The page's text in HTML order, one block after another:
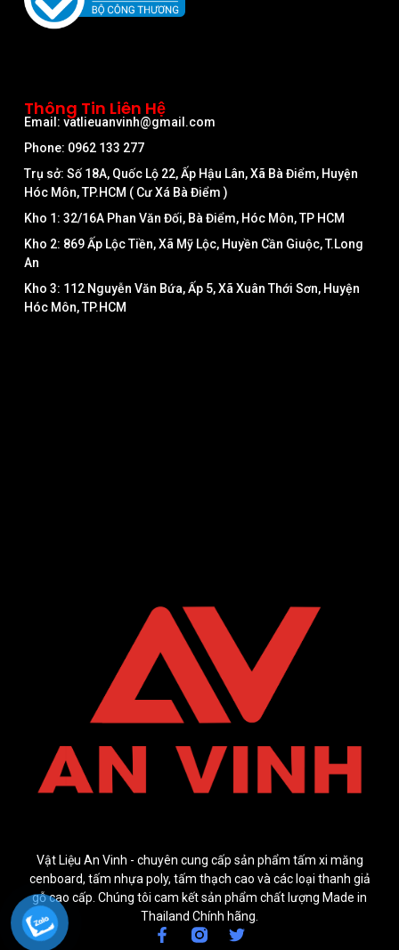
Vật Liệu An Vinh - chuyên cung cấp sản phẩm tấm xi măng
cenboard, tấm nhựa poly, tấm thạch cao và các loại thanh giả
gỗ cao cấp. Chúng tôi cam kết sản phẩm chất lượng Made in
Thailand Chính hãng.
Thông Tin Liên Hệ
Email: vatlieuanvinh@gmail.com
Phone: 0962 133 277
Trụ sở: Số 18A, Quốc Lộ 22, Ấp Hậu Lân, Xã Bà Điểm, Huyện
Hóc Môn, TP.HCM ( Cư Xá Bà Điểm )
Kho 1: 32/16A Phan Văn Đối, Bà Điểm, Hóc Môn, TP HCM
Kho 2: 869 Ấp Lộc Tiền, Xã Mỹ Lộc, Huyền Cần Giuộc, T.Long
An
Kho 3: 112 Nguyễn Văn Bứa, Ấp 5, Xã Xuân Thới Sơn, Huyện
Hóc Môn, TP.HCM